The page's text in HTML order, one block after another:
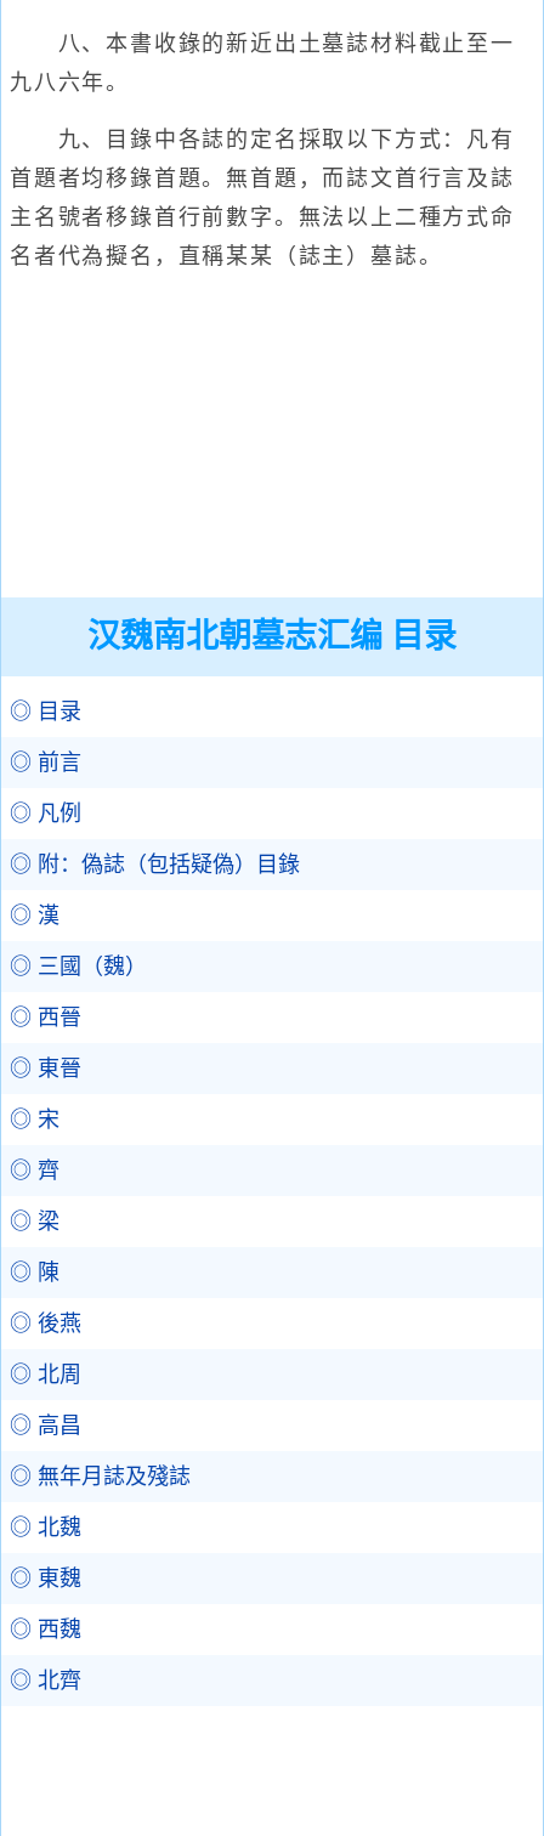
八、本書收錄的新近出土墓誌材料截止至一
九八六年。
九、目錄中各誌的定名採取以下方式：凡有
首題者均移錄首題。無首題，而誌文首行言及誌
主名號者移錄首行前數字。無法以上二種方式命
名者代為擬名，直稱某某（誌主）墓誌。
汉魏南北朝墓志汇编 目录
◎ 目录
◎ 前言
◎ 凡例
◎ 附：偽誌（包括疑偽）目錄
◎ 漢
◎ 三國（魏）
◎ 西晉
◎ 東晉
◎ 宋
◎ 齊
◎ 梁
◎ 陳
◎ 後燕
◎ 北周
◎ 高昌
◎ 無年月誌及殘誌
◎ 北魏
◎ 東魏
◎ 西魏
◎ 北齊